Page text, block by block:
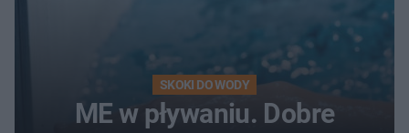
SKOKI DO WODY
ME w pływaniu. Dobre